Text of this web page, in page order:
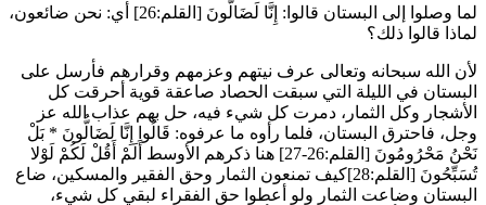
لما وصلوا إلى البستان قالوا: إِنَّا لَضَالُّونَ [القلم:26] أي: نحن ضائعون،
لماذا قالوا ذلك؟
لأن الله سبحانه وتعالى عرف نيتهم وعزمهم وقرارهم فأرسل على
البستان في الليلة التي سبقت الحصاد صاعقة قوية أحرقت كل
الأشجار وكل الثمار، دمرت كل شيء فيه، حل بهم عذاب الله عز
وجل، فاحترق البستان، فلما رأوه ما عرفوه: قَالُوا إِنَّا لَضَالُّونَ *بَلْ
نَحْنُ مَحْرُومُونَ [القلم:26-27] هنا ذكرهم الأوسط
أَلَمْ أَقُلْ لَكُمْ لَوْلا
تُسَبِّحُونَ
[القلم:28]كيف تمنعون الثمار وحق الفقير والمسكين، ضاع
البستان وضاعت الثمار ولو أعطوا حق الفقراء لبقي كل شيء،